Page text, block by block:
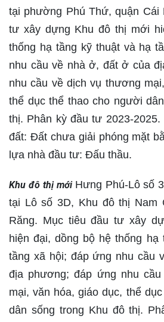
tại phường Phú Thứ, quận Cái
tư xây dựng Khu đô thị mới
thống hạ tầng kỹ thuật và hạ
nhu cầu về nhà ở, đất ở của
nhu cầu về dịch vụ thương
thể dục thể thao cho người
thị. Phân kỳ đầu tư 2023-
đất: Đất chưa giải phóng mặt
lựa nhà đầu tư: Đấu thầu.
Khu đô thị mới Hưng Phú-Lô số
tại Lô số 3D, Khu đô thị Nam
Răng. Mục tiêu đầu tư xây
hiện đại, dồng bộ hệ thống hạ
tầng xã hội; đáp ứng nhu cầu
địa phương; đáp ứng nhu
mại, văn hóa, giáo dục, thể
dân sống trong Khu đô thị.